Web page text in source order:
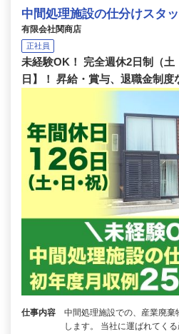
中間処理施設の仕分けスタ
有限会社関商店
正社員
未経験OK！ 完全週休2日制（土
日】！ 昇給・賞与、退職金制度
仕事内容
中間処理施設での、産業廃
します。 当社に運ばれてく